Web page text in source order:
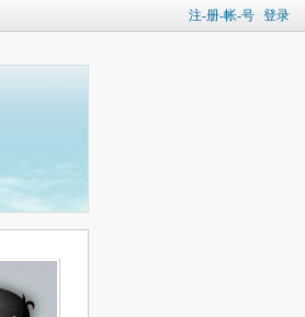
注-册-帐-号 登录